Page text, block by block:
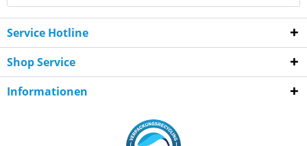
Service Hotline
Shop Service
Informationen